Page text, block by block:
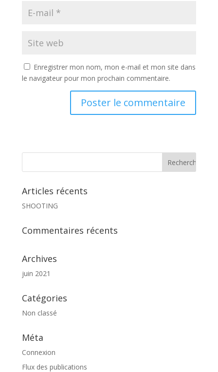
Enregistrer mon nom, mon e-mail et mon site dans
le navigateur pour mon prochain commentaire.
Articles récents
SHOOTING
Commentaires récents
Archives
juin 2021
Catégories
Non classé
Méta
Connexion
Flux des publications